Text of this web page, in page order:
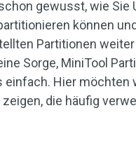
gewusst, wie Sie
können
Partitionen
Sorge, MiniTool
einfach. Hier möchten
zeigen, die häufig